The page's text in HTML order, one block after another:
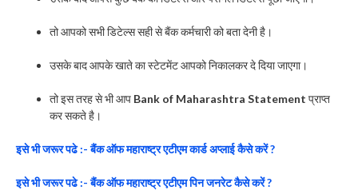
तो आपको सभी डिटेल्स सही से बैंक कर्मचारी को बता देनी है।
उसके बाद आपके खाते का स्टेटमेंट आपको निकालकर दे दिया जाएगा।
तो इस तरह से भी आप Bank of Maharashtra Statement प्राप्त
कर सकते है।
इसे भी जरूर पढे :- बैंक ऑफ महाराष्ट्र एटीएम कार्ड अप्लाई कैसे करें ?
इसे भी जरूर पढे :- बैंक ऑफ महाराष्ट्र एटीएम पिन जनरेट कैसे करें ?